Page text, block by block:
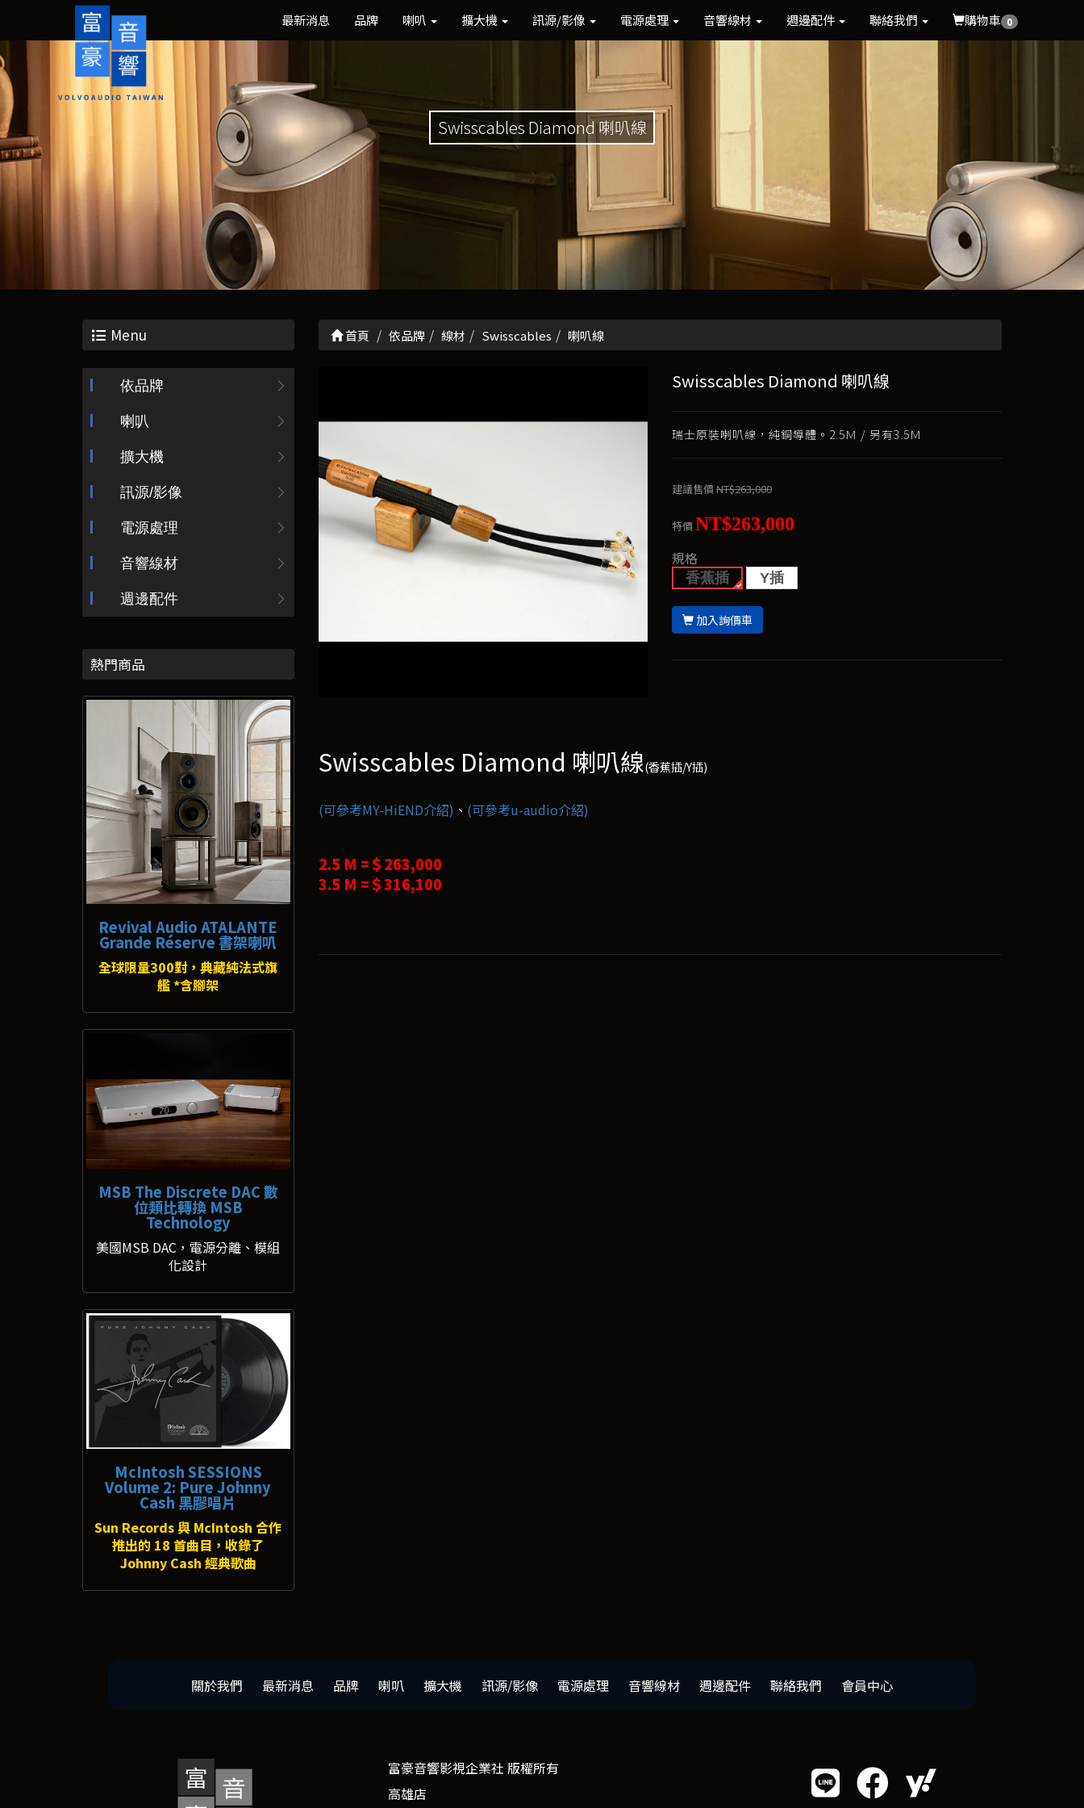
最新消息 品牌 喇叭 擴大機 訊源/影像 電源處理 音響線材 週邊配件 聯絡我們 購物車 0
Swisscables Diamond 喇叭線
Menu
依品牌
喇叭
擴大機
訊源/影像
電源處理
音響線材
週邊配件
熱門商品
Revival Audio ATALANTE
Grande Réserve 書架喇叭
全球限量300對，典藏純法式旗
艦 *含腳架
MSB The Discrete DAC 數
位類比轉換 MSB
Technology
美國MSB DAC，電源分離、模組
化設計
McIntosh SESSIONS
Volume 2: Pure Johnny
Cash 黑膠唱片
Sun Records 與 McIntosh 合作
推出的 18 首曲目，收錄了
Johnny Cash 經典歌曲
首頁 依品牌 線材 Swisscables 喇叭線
Swisscables Diamond 喇叭線
瑞士原裝喇叭線，純銅導體。2.5Ｍ / 另有3.5Ｍ
建議售價NT$263,000
特價NT$263,000
規格
香蕉插 Y插
加入詢價車
Swisscables Diamond 喇叭線(香蕉插/Y插)
(可參考MY-HiEND介紹) 、 (可參考u-audio介紹)
2.5 M =＄263,000
3.5 M =＄316,100
關於我們 最新消息 品牌 喇叭 擴大機 訊源/影像 電源處理 音響線材 週邊配件 聯絡我們 會員中心
富豪音響影視企業社 版權所有
高雄店